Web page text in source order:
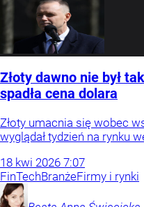
Złoty dawno nie był
spadła cena dolara
Złoty umacnia się wobec
wyglądał tydzień na rynku
18 kwi 2026 7:07
FinTechBranżeFirmy i rynki